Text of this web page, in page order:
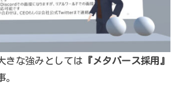
きな強みとしては 『メタバース採用』
。